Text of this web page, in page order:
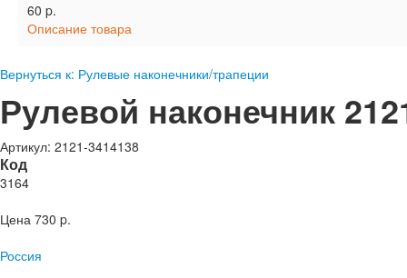
60 p.
Описание товара
Вернуться к: Рулевые наконечники/трапеции
Рулевой наконечник
Артикул: 2121-3414138
Код
3164
Цена 730 p.
Россия